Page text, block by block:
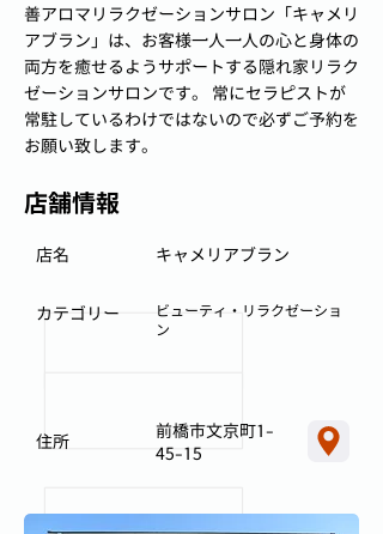
善アロマリラクゼーションサロン「キャメリ
アブラン」は、お客様一人一人の心と身体の
両方を癒せるようサポートする隠れ家リラク
ゼーションサロンです。 常にセラピストが
常駐しているわけではないので必ずご予約を
お願い致します。
店舗情報
キャメリアブラン
店名
ビューティ・リラクゼーショ
ン
カテゴリー
前橋市文京町1-
45-15
住所